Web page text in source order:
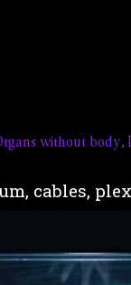
without body,
cables,